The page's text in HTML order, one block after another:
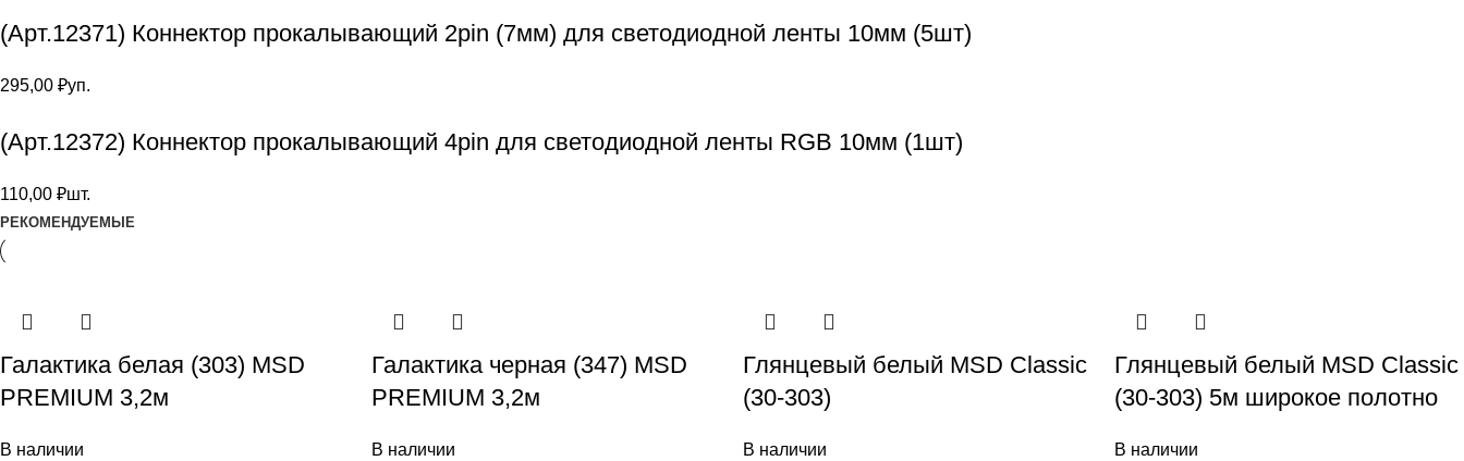
(Арт.12371) Коннектор прокалывающий 2pin (7мм) для светодиодной ленты 10мм (5шт)
295,00 ₽уп.
(Арт.12372) Коннектор прокалывающий 4pin для светодиодной ленты RGB 10мм (1шт)
110,00 ₽шт.
РЕКОМЕНДУЕМЫЕ
Галактика белая (303) MSD
PREMIUM 3,2м
В наличии
Галактика черная (347) MSD
PREMIUM 3,2м
В наличии
Глянцевый белый MSD Classic
(30-303)
В наличии
Глянцевый белый MSD Classic
(30-303) 5м широкое полотно
В наличии